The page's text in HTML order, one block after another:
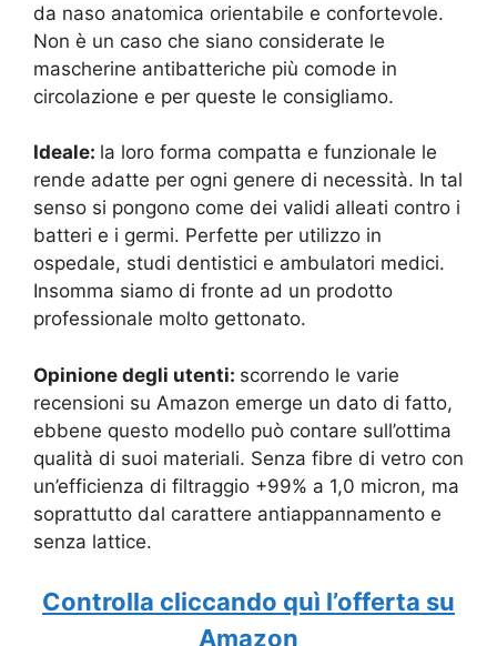
da naso anatomica orientabile e confortevole.
Non è un caso che siano considerate le
mascherine antibatteriche più comode in
circolazione e per queste le consigliamo.
Ideale: la loro forma compatta e funzionale le
rende adatte per ogni genere di necessità. In tal
senso si pongono come dei validi alleati contro i
batteri e i germi. Perfette per utilizzo in
ospedale, studi dentistici e ambulatori medici.
Insomma siamo di fronte ad un prodotto
professionale molto gettonato.
Opinione degli utenti: scorrendo le varie
recensioni su Amazon emerge un dato di fatto,
ebbene questo modello può contare sull’ottima
qualità di suoi materiali. Senza fibre di vetro con
un’efficienza di filtraggio +99% a 1,0 micron, ma
soprattutto dal carattere antiappannamento e
senza lattice.
Controlla cliccando quì l’offerta su
Amazon